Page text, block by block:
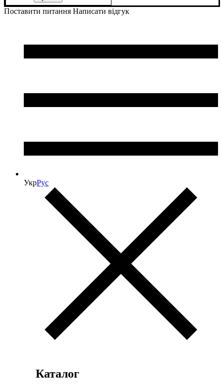
Поставити питання Написати відгук
УкрРус
Каталог